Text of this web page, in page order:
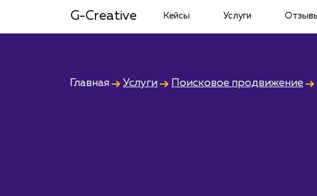
G-Creative Кейсы Услуги
Главная Услуги Поисковое продвижение